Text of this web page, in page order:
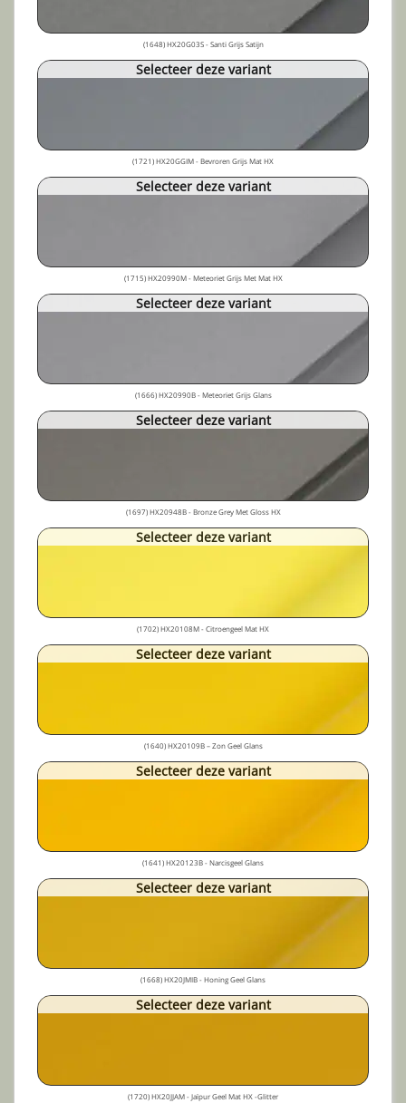
(1648) HX20G03S - Santi Grijs Satijn
Selecteer deze variant
(1721) HX20GGIM - Bevroren Grijs Mat HX
Selecteer deze variant
(1715) HX20990M - Meteoriet Grijs Met Mat HX
Selecteer deze variant
(1666) HX20990B - Meteoriet Grijs Glans
Selecteer deze variant
(1697) HX20948B - Bronze Grey Met Gloss HX
Selecteer deze variant
(1702) HX20108M - Citroengeel Mat HX
Selecteer deze variant
(1640) HX20109B – Zon Geel Glans
Selecteer deze variant
(1641) HX20123B - Narcisgeel Glans
Selecteer deze variant
(1668) HX20JMIB - Honing Geel Glans
Selecteer deze variant
(1720) HX20JJAM - Jaïpur Geel Mat HX -Glitter